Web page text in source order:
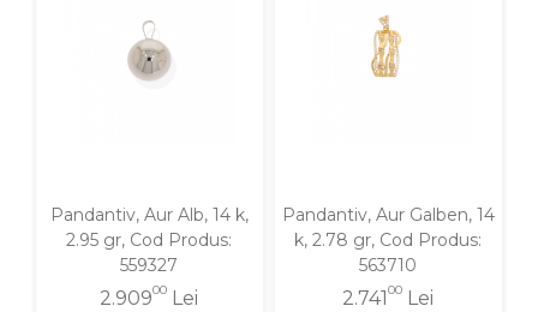
Pandantiv, Aur Alb, 14 k,
2.95 gr, Cod Produs:
559327
2.90900 Lei
Pandantiv, Aur Galben, 14
k, 2.78 gr, Cod Produs:
563710
2.74100 Lei